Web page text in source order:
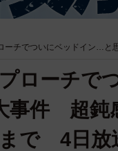
ーチでついにベッドイン…
ローチで
事件 超鈍
で 4日放